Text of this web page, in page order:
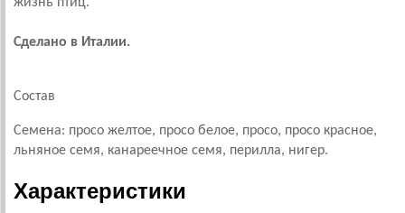
Сделано в Италии.
Состав
Семена: просо желтое, просо белое, просо, просо красное,
льняное семя, канареечное семя, перилла, нигер.
Характеристики